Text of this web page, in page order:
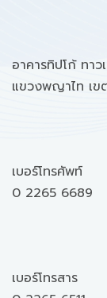
อาคารทิปโก้ ทา
แขวงพญาไท เ
เบอร์โทรศัพท์
0 2265 6689
เบอร์โทรสาร